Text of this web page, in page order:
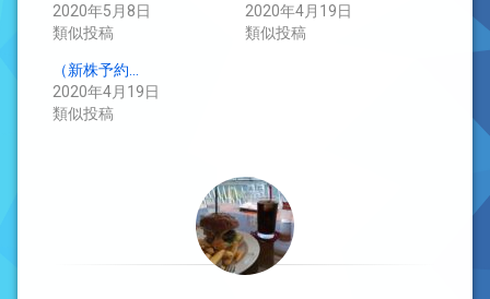
2020年5月8日
類似投稿
2020年4月19日
類似投稿
（新株予約…
2020年4月19日
類似投稿